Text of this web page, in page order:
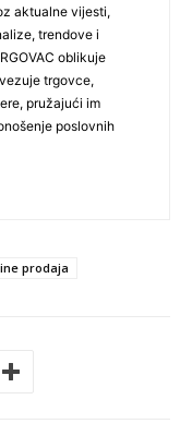
aktualne vijesti,
trendove i
oblikuje
trgovce,
pružajući im
poslovnih
prodaja